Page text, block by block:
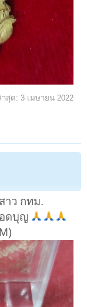
สุด: 3 เมษายน 2022
าว กทม.
อดบุญ